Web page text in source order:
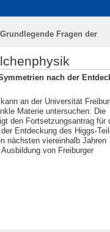
Grundlegende Fragen der
nach der
an der Universität
Materie untersuchen: Die
den Fortsetzungsantrag für
Entdeckung des Higgs-
nächsten viereinhalb Jahren
von Freiburger